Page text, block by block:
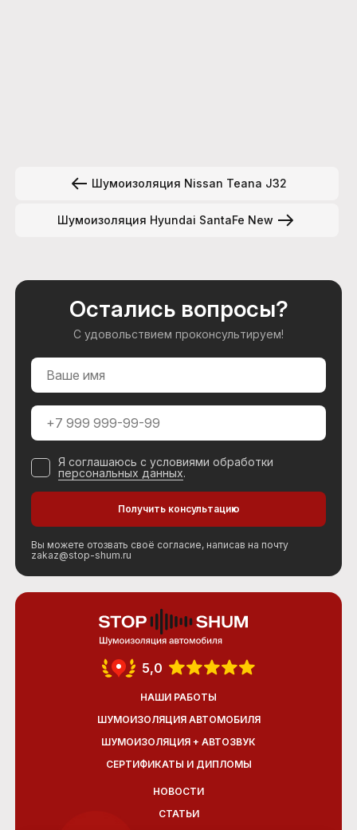
Шумоизоляция Nissan Teana J32
Шумоизоляция Hyundai SantaFe New
Остались вопросы?
С удовольствием проконсультируем!
Я соглашаюсь с условиями обработки
персональных данных.
Вы можете отозвать своё согласие, написав на почту
zakaz@stop-shum.ru
5,0
НАШИ РАБОТЫ
ШУМОИЗОЛЯЦИЯ АВТОМОБИЛЯ
ШУМОИЗОЛЯЦИЯ + АВТОЗВУК
СЕРТИФИКАТЫ И ДИПЛОМЫ
НОВОСТИ
СТАТЬИ